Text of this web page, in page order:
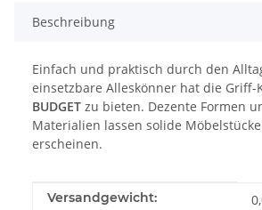
Beschreibung
Einfach und praktisch durch den
einsetzbare Alleskönner hat die Griff-
BUDGET zu bieten. Dezente Formen
Materialien lassen solide
erscheinen.
Produkteigenschaft
Wert
Versandgewicht: